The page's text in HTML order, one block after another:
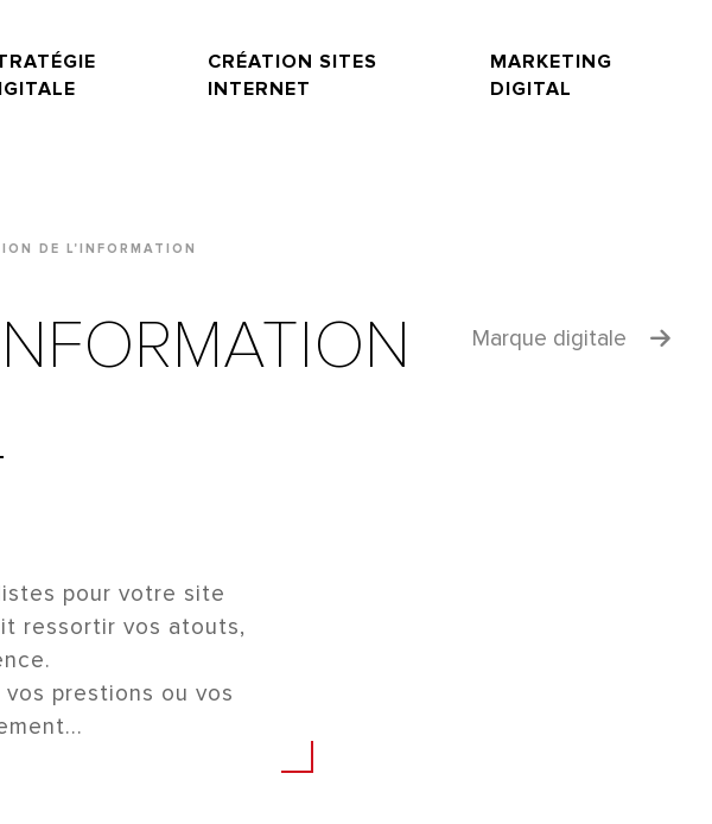
CRÉATION SITES
INTERNET
MARKETING
DIGITAL
Marque digitale
DE L'INFORMATION
pour votre site
ressortir vos atouts,
prestions ou vos